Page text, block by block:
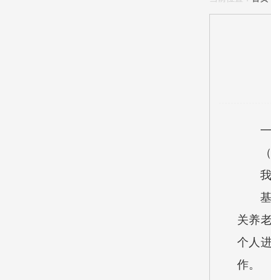
一
（
我中
基本
关养
个人
作。